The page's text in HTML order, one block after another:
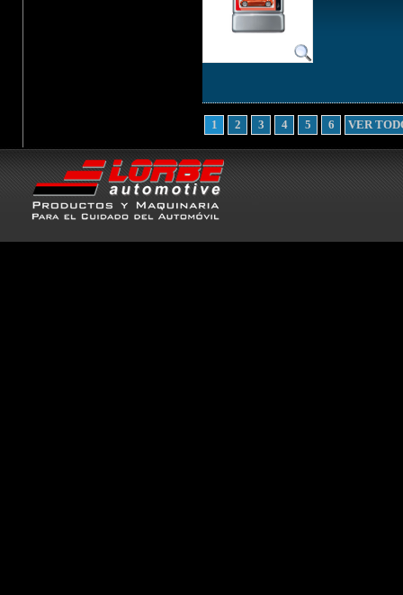
1 2 3 4 5 6 VER